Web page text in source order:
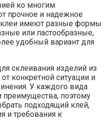
ко многим
прочное и надежное
клеи имеют разные формы
или пастообразные,
удобный вариант для
склеивания изделий из
конкретной ситуации и
У каждого вида
преимущества, поэтому
подходящий клей,
и требования к